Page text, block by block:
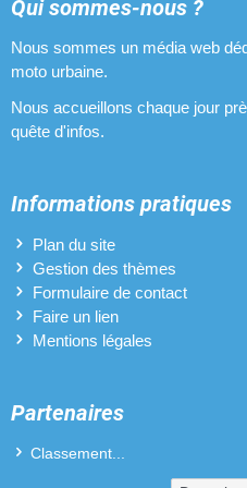
Pneus pour Yamaha TZR 50
Protèges-mains pour Yamaha
Vilebrequins pour Yamaha TZR
Qui sommes-nous ?
Nous sommes un média web
moto urbaine.
Nous accueillons chaque jour
quête d'infos.
Informations pratiques
Plan du site
Gestion des thèmes
Formulaire de contact
Faire un lien
Mentions légales
Partenaires
Classement...